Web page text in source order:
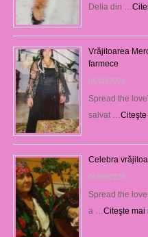
Delia din …
Vrăjitoarea
farmece
06/08/2026
Spread the
salvat …
Celebra
06/08/2026
Spread the
a …Citeşte mai